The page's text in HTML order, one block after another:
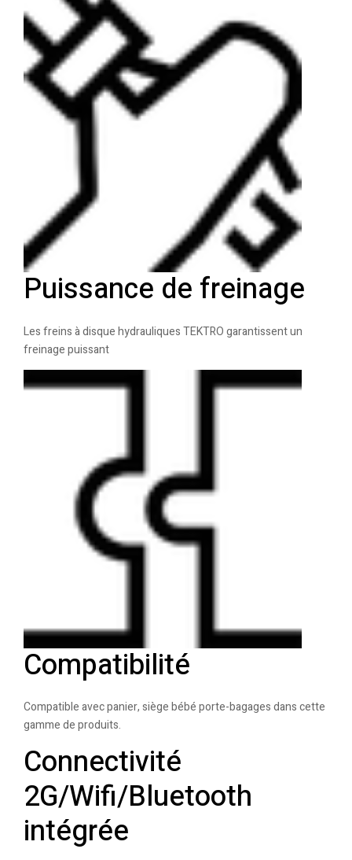
Puissance de freinage
Les freins à disque hydrauliques TEKTRO garantissent un
freinage puissant
Compatibilité
Compatible avec panier, siège bébé porte-bagages dans cette
gamme de produits.
Connectivité
2G/Wifi/Bluetooth
intégrée